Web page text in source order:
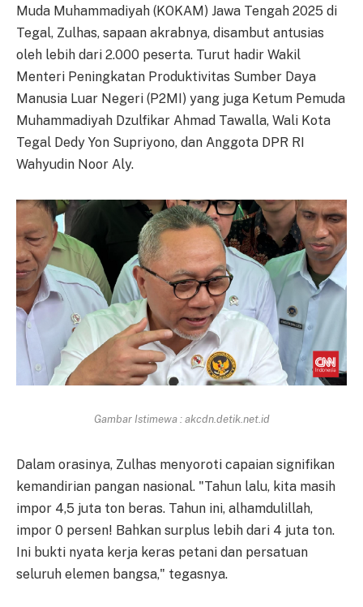
Muda Muhammadiyah (KOKAM) Jawa Tengah 2025 di
Tegal, Zulhas, sapaan akrabnya, disambut antusias
oleh lebih dari 2.000 peserta. Turut hadir Wakil
Menteri Peningkatan Produktivitas Sumber Daya
Manusia Luar Negeri (P2MI) yang juga Ketum Pemuda
Muhammadiyah Dzulfikar Ahmad Tawalla, Wali Kota
Tegal Dedy Yon Supriyono, dan Anggota DPR RI
Wahyudin Noor Aly.
Gambar Istimewa : akcdn.detik.net.id
Dalam orasinya, Zulhas menyoroti capaian signifikan
kemandirian pangan nasional. "Tahun lalu, kita masih
impor 4,5 juta ton beras. Tahun ini, alhamdulillah,
impor 0 persen! Bahkan surplus lebih dari 4 juta ton.
Ini bukti nyata kerja keras petani dan persatuan
seluruh elemen bangsa," tegasnya.